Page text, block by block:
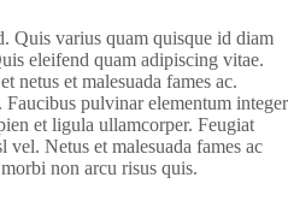
Quis varius quam quisque id diam
eleifend quam adipiscing vitae.
netus et malesuada fames ac.
pulvinar elementum integer
et ligula ullamcorper. Feugiat
Netus et malesuada fames ac
non arcu risus quis.